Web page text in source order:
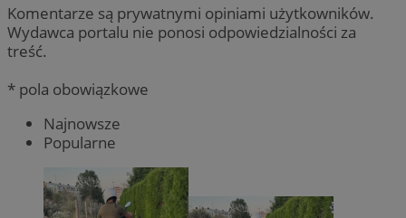
Komentarze są prywatnymi opiniami użytkowników.
Wydawca portalu nie ponosi odpowiedzialności za
treść.
* pola obowiązkowe
Najnowsze
Popularne